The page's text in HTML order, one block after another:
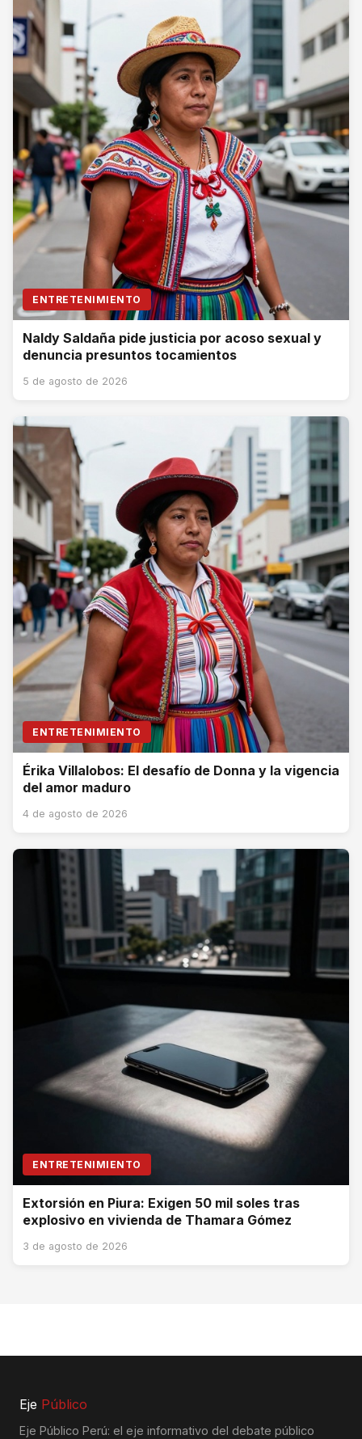
ENTRETENIMIENTO
Naldy Saldaña pide justicia por acoso sexual y
denuncia presuntos tocamientos
5 de agosto de 2026
ENTRETENIMIENTO
Érika Villalobos: El desafío de Donna y la vigencia
del amor maduro
4 de agosto de 2026
ENTRETENIMIENTO
Extorsión en Piura: Exigen 50 mil soles tras
explosivo en vivienda de Thamara Gómez
3 de agosto de 2026
Eje Público
Eje Público Perú: el eje informativo del debate público